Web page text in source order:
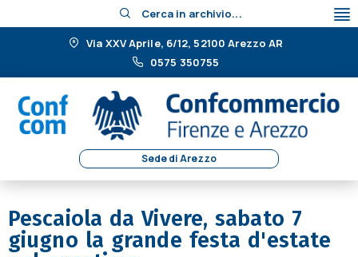
Cerca in archivio...
Via XXV Aprile, 6/12, 52100 Arezzo AR
0575 350755
Sede di Arezzo
Pescaiola da Vivere, sabato 7
giugno la grande festa d'estate